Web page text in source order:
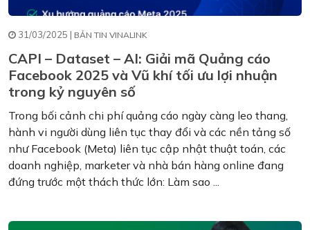
31/03/2025 | BẢN TIN VINALINK
CAPI – Dataset – AI: Giải mã Quảng cáo
Facebook 2025 và Vũ khí tối ưu lợi nhuận
trong kỷ nguyên số
Trong bối cảnh chi phí quảng cáo ngày càng leo thang,
hành vi người dùng liên tục thay đổi và các nền tảng số
như Facebook (Meta) liên tục cập nhật thuật toán, các
doanh nghiệp, marketer và nhà bán hàng online đang
đứng trước một thách thức lớn: Làm sao ...